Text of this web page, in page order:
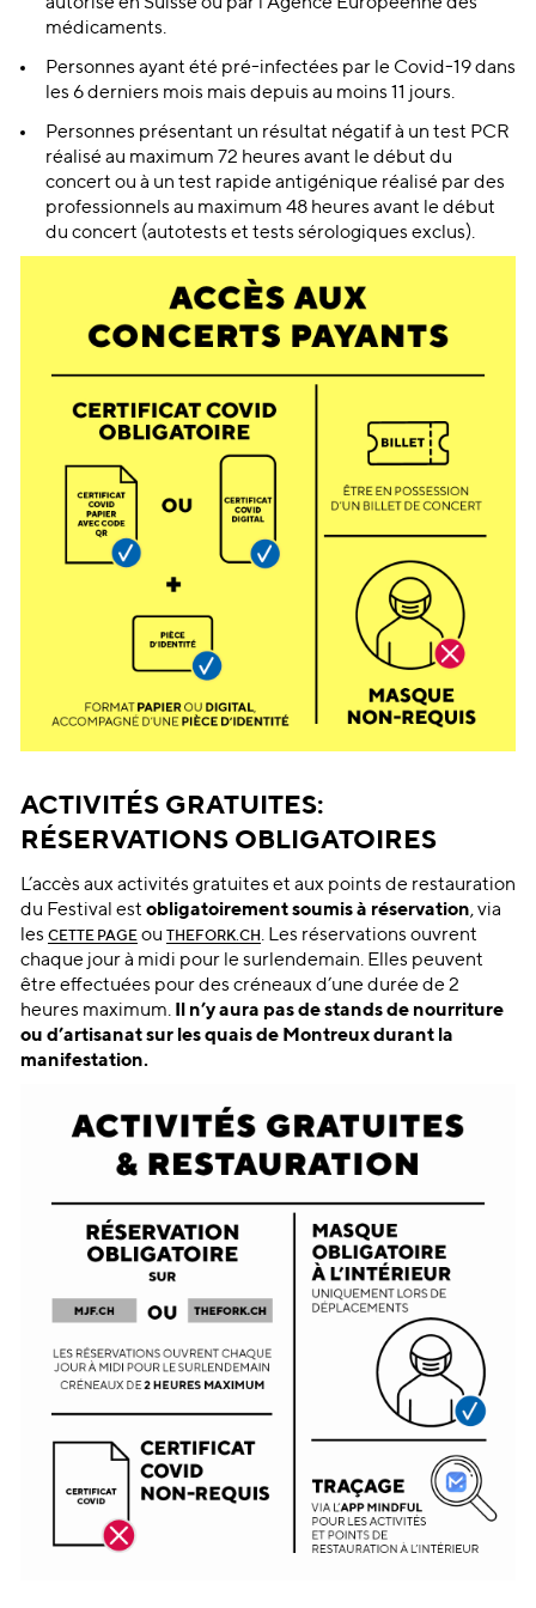
médicaments.
Personnes ayant été pré-infectées par le Covid-19 dans
les 6 derniers mois mais depuis au moins 11 jours.
Personnes présentant un résultat négatif à un test PCR
réalisé au maximum 72 heures avant le début du
concert ou à un test rapide antigénique réalisé par des
professionnels au maximum 48 heures avant le début
du concert (autotests et tests sérologiques exclus).
ACTIVITÉS GRATUITES:
RÉSERVATIONS OBLIGATOIRES
L’accès aux activités gratuites et aux points de restauration
du Festival est obligatoirement soumis à réservation, via
les CETTE PAGEou THEFORK.CH . Les réservations ouvrent
chaque jour à midi pour le surlendemain. Elles peuvent
être effectuées pour des créneaux d’une durée de 2
heures maximum.
Il n’y aura pas de stands de nourriture
ou d’artisanat sur les quais de Montreux durant la
manifestation.